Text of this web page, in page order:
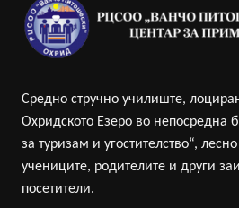
Средно стручно училиште,
Охридското Езеро во непосредна
за туризам и угостителство“,
учениците, родителите и други
посетители.